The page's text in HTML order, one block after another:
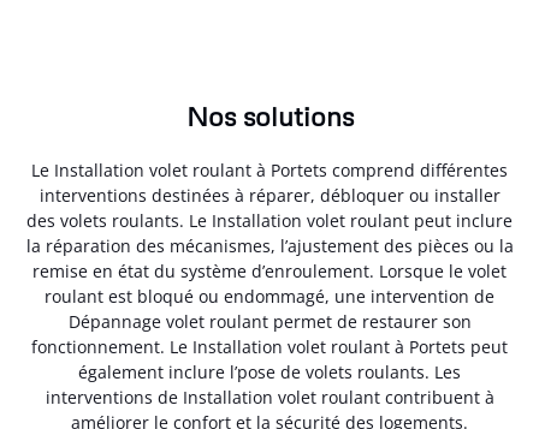
Nos solutions
Le Installation volet roulant à Portets comprend différentes
interventions destinées à réparer, débloquer ou installer
des volets roulants. Le Installation volet roulant peut inclure
la réparation des mécanismes, l’ajustement des pièces ou la
remise en état du système d’enroulement. Lorsque le volet
roulant est bloqué ou endommagé, une intervention de
Dépannage volet roulant permet de restaurer son
fonctionnement. Le Installation volet roulant à Portets peut
également inclure l’pose de volets roulants. Les
interventions de Installation volet roulant contribuent à
améliorer le confort et la sécurité des logements.